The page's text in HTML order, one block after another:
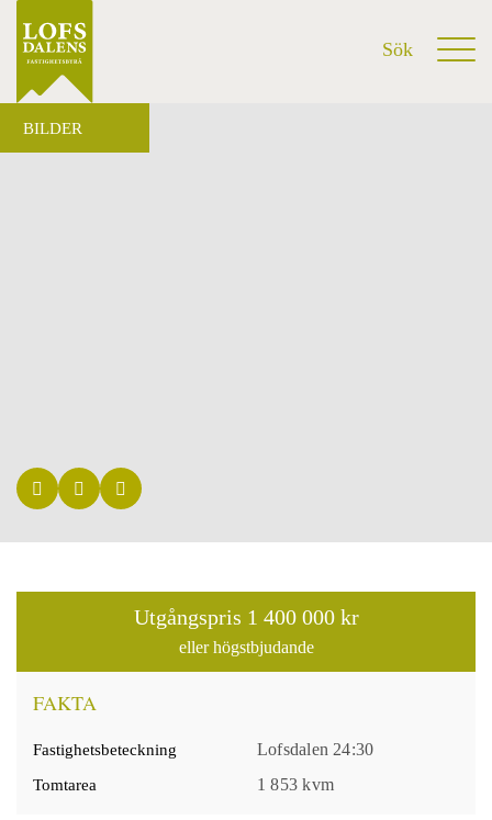
BILDER
Utgångspris 1 400 000 kr
eller högstbjudande
FAKTA
Fastighetsbeteckning Lofsdalen 24:30
Tomtarea 1 853 kvm